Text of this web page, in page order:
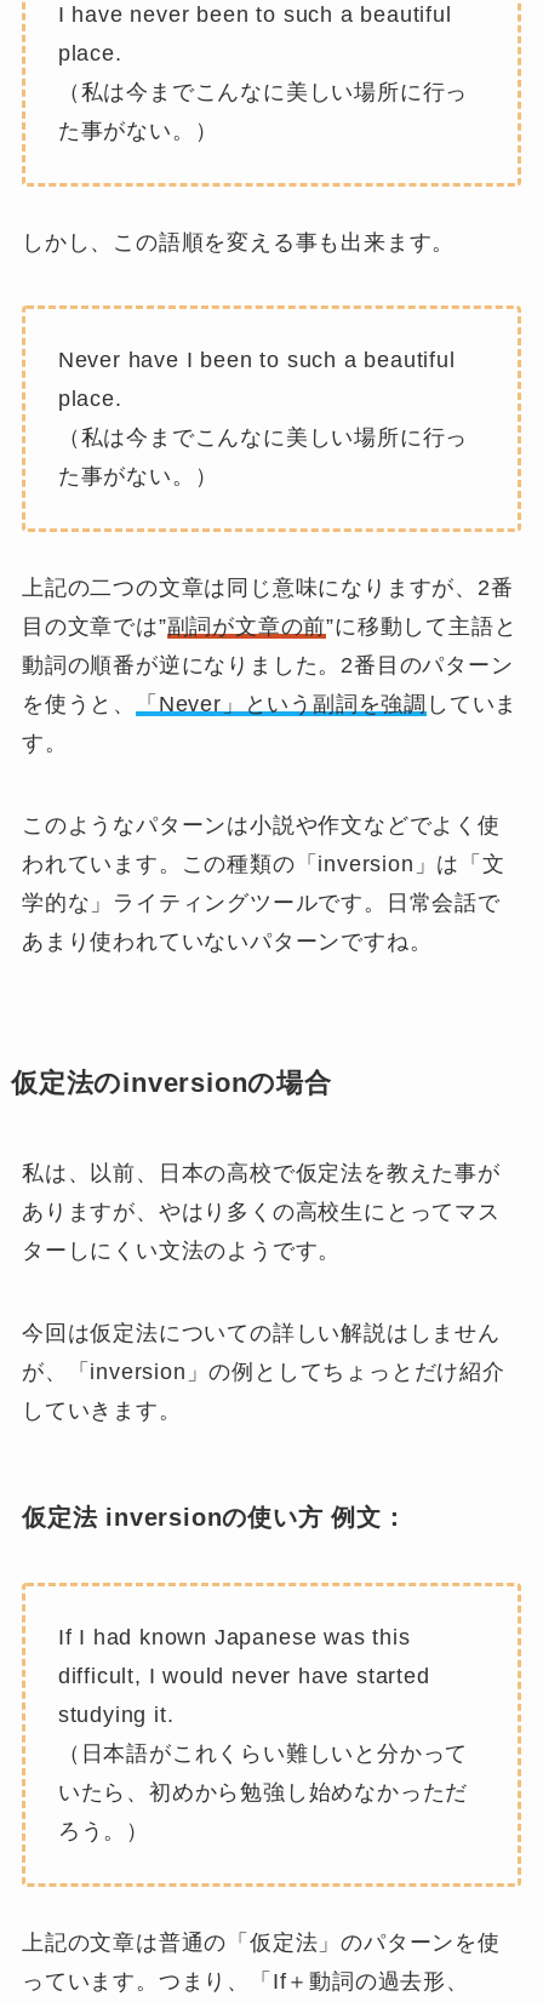
I have never been to such a beautiful
place.
（私は今までこんなに美しい場所に行っ
た事がない。）
しかし、この語順を変える事も出来ます。
Never have I been to such a beautiful
place.
（私は今までこんなに美しい場所に行っ
た事がない。）
上記の二つの文章は同じ意味になりますが、2番
目の文章では”副詞が文章の前”に移動して主語と
動詞の順番が逆になりました。2番目のパターン
を使うと、
「Never」という副詞を強調 していま
す。
このようなパターンは小説や作文などでよく使
われています。この種類の「inversion」は「文
学的な」ライティングツールです。日常会話で
あまり使われていないパターンですね。
仮定法のinversionの場合
私は、以前、日本の高校で仮定法を教えた事が
ありますが、やはり多くの高校生にとってマス
ターしにくい文法のようです。
今回は仮定法についての詳しい解説はしません
が、「inversion」の例としてちょっとだけ紹介
していきます。
仮定法 inversionの使い方 例文：
If I had known Japanese was this
difficult, I would never have started
studying it.
（日本語がこれくらい難しいと分かって
いたら、初めから勉強し始めなかっただ
ろう。）
上記の文章は普通の「仮定法」のパターンを使
っています。つまり、「 If＋動詞の過去形、